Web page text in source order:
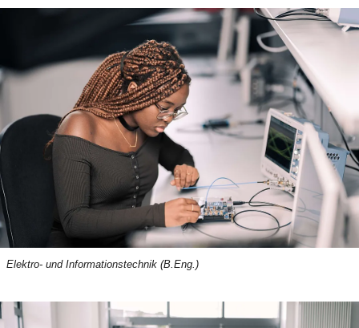
Elektro- und Informationstechnik (B.Eng.)